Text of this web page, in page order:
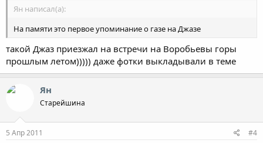
Ян написал(а):
На памяти это первое упоминание о газе на Джазе
такой Джаз приезжал на встречи на Воробьевы горы
прошлым летом))))) даже фотки выкладывали в теме
Ян
Старейшина
5 Апр 2011 #4